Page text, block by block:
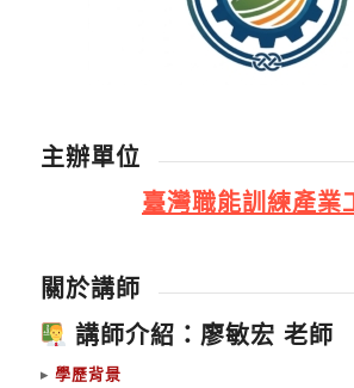
主辦單位
臺灣職能訓練產業
關於講師
講師介紹：廖敏宏 老師
▸ 學歷背景